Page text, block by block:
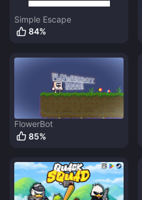
Simple Escape
84%
FlowerBot
85%